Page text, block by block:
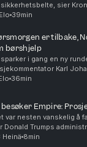
sier
diskuterer strategier
39min
er tilbake,
børshjelp
i gang en ny
Karl
fra
36min
besøker Empire:
var nesten vanskelig å
Donald Trumps
for det
Heinä 8min